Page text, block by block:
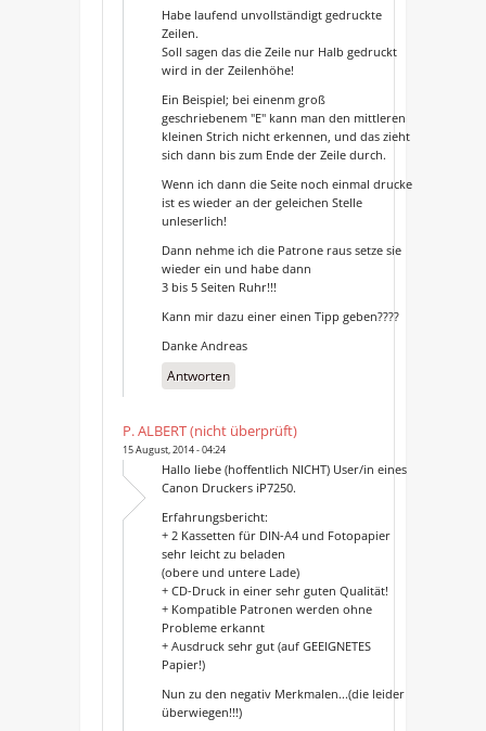
Habe laufend unvollständigt gedruckte
Zeilen.
Soll sagen das die Zeile nur Halb gedruckt
wird in der Zeilenhöhe!
Ein Beispiel; bei einenm groß
geschriebenem "E" kann man den mittleren
kleinen Strich nicht erkennen, und das zieht
sich dann bis zum Ende der Zeile durch.
Wenn ich dann die Seite noch einmal drucke
ist es wieder an der geleichen Stelle
unleserlich!
Dann nehme ich die Patrone raus setze sie
wieder ein und habe dann
3 bis 5 Seiten Ruhr!!!
Kann mir dazu einer einen Tipp geben????
Danke Andreas
Antworten
P. ALBERT (nicht überprüft)
15 August, 2014 - 04:24
Hallo liebe (hoffentlich NICHT) User/in eines
Canon Druckers iP7250.
Erfahrungsbericht:
+ 2 Kassetten für DIN-A4 und Fotopapier
sehr leicht zu beladen
(obere und untere Lade)
+ CD-Druck in einer sehr guten Qualität!
+ Kompatible Patronen werden ohne
Probleme erkannt
+ Ausdruck sehr gut (auf GEEIGNETES
Papier!)
Nun zu den negativ Merkmalen...(die leider
überwiegen!!!)